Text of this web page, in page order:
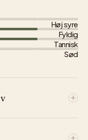
Høj syre
Fyldig
Tannisk
Sød
vinmarker.